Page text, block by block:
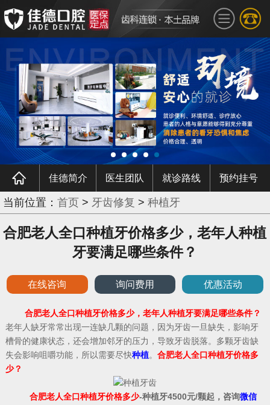
佳德简介 医生团队 就诊路线 预约挂号
当前位置： 首页 > 牙齿修复 > 种植牙
合肥老人全口种植牙价格多少，老年人种植
牙要满足哪些条件？
在线咨询 询问费用 优惠活动
合肥老人全口种植牙价格多少，老年人种植牙要满足哪些条件？
老年人缺牙常常出现一连缺几颗的问题，因为牙齿一旦缺失，影响牙
槽骨的健康状态，还会增加邻牙的压力，导致牙齿脱落。多颗牙齿缺
失会影响咀嚼功能，所以需要尽快种植。 合肥老人全口种植牙价格多
少？
合肥老人全口种植牙价格多少-种植牙4500元/颗起，咨询微信